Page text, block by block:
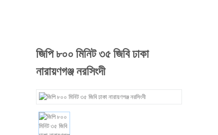
জিপি ৮০০ মিনিট ৩৫ জিবি ঢাকা
নারায়ণগঞ্জ নরসিংদী